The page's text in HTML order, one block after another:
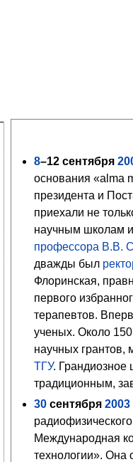
8–12сентября
основания «alma
президента и
приехали не
научным школам
профессора В.В.
дважды был
Флоринская,
первого
терапевтов.
ученых. Около
научных грантов,
ТГУ. Грандиозное
традиционным,
30 сентября 2003
Международная
технологии». Она